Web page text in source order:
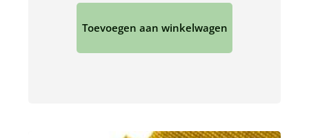
Toevoegen aan winkelwagen